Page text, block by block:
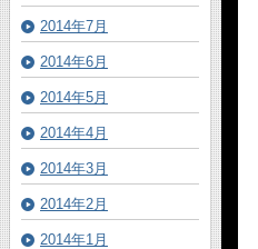
2014年7月
2014年6月
2014年5月
2014年4月
2014年3月
2014年2月
2014年1月